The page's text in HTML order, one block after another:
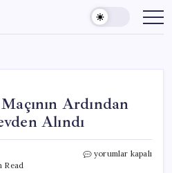
Ardından
Alındı
Read
Konya’da
yorumlar kapalı